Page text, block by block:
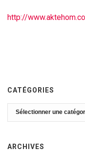
http://
CATÉGORIES
Catégories
ARCHIVES